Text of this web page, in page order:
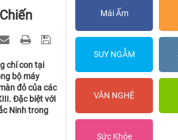
chí con tại
bộ máy
đỏ của các
Đặc biệt với
Ninh trong
Mái Ấm
SUY NGẪM
VĂN NGHỆ
Sức Khỏe